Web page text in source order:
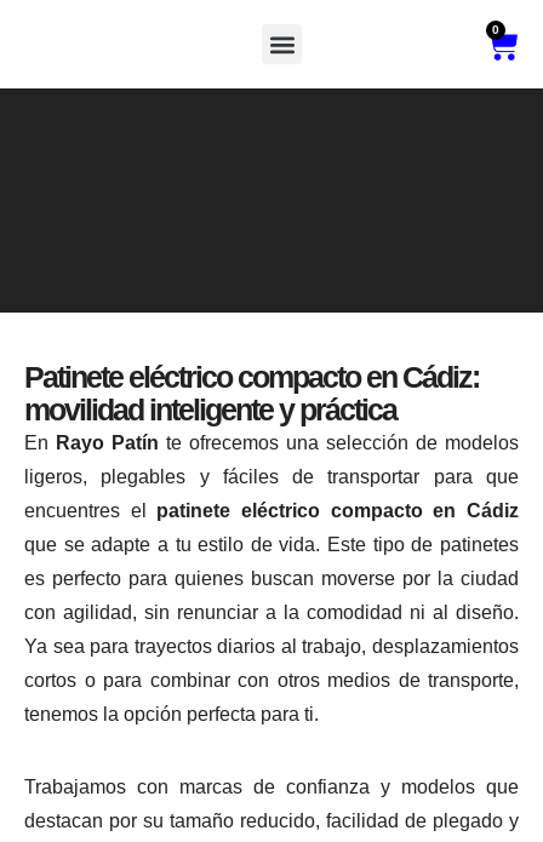
0
Patinete eléctrico compacto en Cádiz:
movilidad inteligente y práctica
En Rayo Patín te ofrecemos una selección de modelos
ligeros, plegables y fáciles de transportar para que
encuentres el patinete eléctrico compacto en Cádiz
que se adapte a tu estilo de vida. Este tipo de patinetes
es perfecto para quienes buscan moverse por la ciudad
con agilidad, sin renunciar a la comodidad ni al diseño.
Ya sea para trayectos diarios al trabajo, desplazamientos
cortos o para combinar con otros medios de transporte,
tenemos la opción perfecta para ti.
Trabajamos con marcas de confianza y modelos que
destacan por su tamaño reducido, facilidad de plegado y